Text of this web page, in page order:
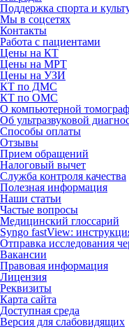
Поддержка спорта и
Мы в соцсетях
Контакты
Работа с пациентами
Цены на КТ
Цены на МРТ
Цены на УЗИ
КТ по ДМС
КТ по ОМС
О компьютерной
Об ультразвуковой
Способы оплаты
Отзывы
Прием обращений
Налоговый вычет
Служба контроля качества
Полезная информация
Наши статьи
Частые вопросы
Медицинский глоссарий
Syngo fastView:
Отправка исследования
Вакансии
Правовая информация
Лицензия
Реквизиты
Карта сайта
Доступная среда
Версия для слабовидящих